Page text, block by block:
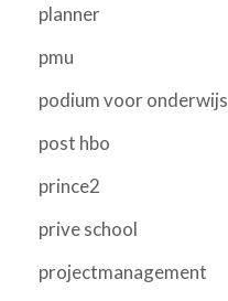
planner
pmu
podium voor onderwijs
post hbo
prince2
prive school
projectmanagement